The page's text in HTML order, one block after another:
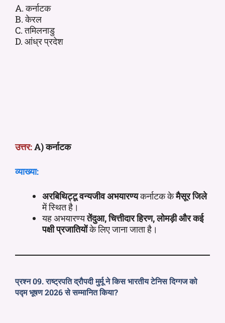
A. कर्नाटक
B. केरल
C. तमिलनाडु
D. आंध्र प्रदेश
उत्तर:A) कर्नाटक
व्याख्या:
अरबिथिट्टू वन्यजीव अभयारण्यकर्नाटक केमैसूर जिले
में स्थित है।
यह अभयारण्यतेंदुआ, चित्तीदार हिरण, लोमड़ी और कई
पक्षी प्रजातियोंके लिए जाना जाता है।
प्रश्न 09. राष्ट्रपति द्रौपदी मुर्मू ने किस भारतीय टेनिस दिग्गज को
पद्म भूषण 2026 से सम्मानित किया?